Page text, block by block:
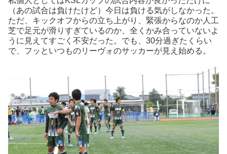
（あの試合は負けたけど）今日は負ける気がしなかった。
ただ、キックオフからの立ち上がり、緊張からなのか人工
芝で足元が滑りすぎているのか、全くかみ合っていないよ
うに見えてすごく不安だった。でも、30分過ぎたくらい
で、フッといつものリーヴォのサッカーが見え始める。